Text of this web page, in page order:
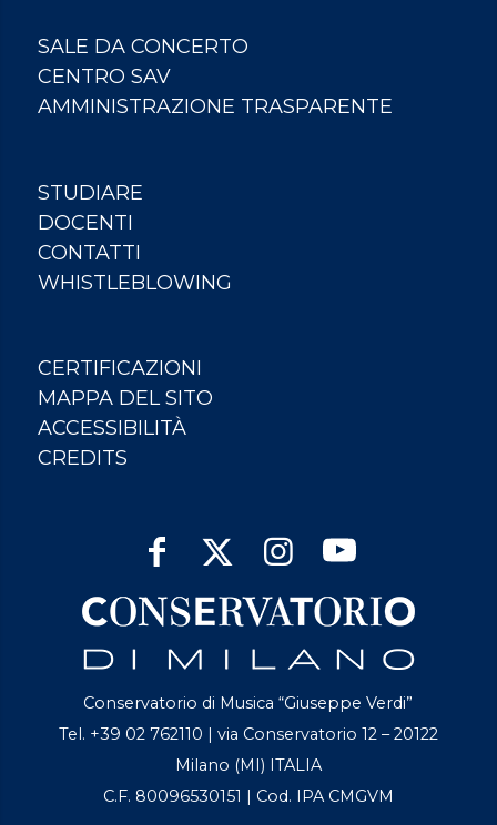
SALE DA CONCERTO
CENTRO SAV
AMMINISTRAZIONE TRASPARENTE
STUDIARE
DOCENTI
CONTATTI
WHISTLEBLOWING
CERTIFICAZIONI
MAPPA DEL SITO
ACCESSIBILITÀ
CREDITS
Conservatorio di Musica “Giuseppe Verdi”
Tel. +39 02 762110 | via Conservatorio 12 – 20122
Milano (MI) ITALIA
C.F. 80096530151 | Cod. IPA CMGVM